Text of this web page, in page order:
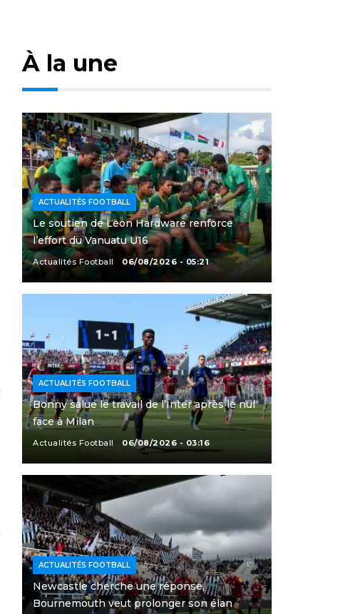
À la une
ACTUALITÉS FOOTBALL
Le soutien de Leon Hardware renforce
l’effort du Vanuatu U16
Actualités Football 06/08/2026 - 05:21
ACTUALITÉS FOOTBALL
Bonny salue le travail de l’Inter après le nul
face à Milan
Actualités Football 06/08/2026 - 03:16
ACTUALITÉS FOOTBALL
Newcastle cherche une réponse,
Bournemouth veut prolonger son élan